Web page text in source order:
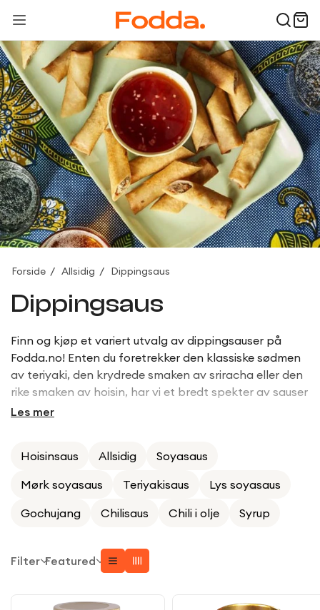
Forside Allsidig Dippingsaus
Dippingsaus
Finn og kjøp et variert utvalg av dippingsauser på
Fodda.no! Enten du foretrekker den klassiske sødmen
av teriyaki, den krydrede smaken av sriracha eller den
rike smaken av hoisin, har vi et bredt spekter av sauser
som vil forbedre smaken av dine favorittretter. Utforsk
Les mer
Hoisinsaus Allsidig
Soyasaus
Mørk soyasaus
Teriyakisaus
Lys soyasaus
Gochujang
Chilisaus Chili i olje Syrup
Filter Featured